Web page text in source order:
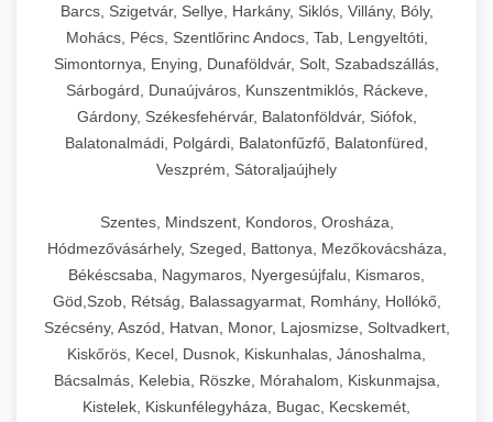
Barcs, Szigetvár, Sellye, Harkány, Siklós, Villány, Bóly,
Mohács, Pécs, Szentlőrinc Andocs, Tab, Lengyeltóti,
Simontornya, Enying, Dunaföldvár, Solt, Szabadszállás,
Sárbogárd, Dunaújváros, Kunszentmiklós, Ráckeve,
Gárdony, Székesfehérvár, Balatonföldvár, Siófok,
Balatonalmádi, Polgárdi, Balatonfűzfő, Balatonfüred,
Veszprém, Sátoraljaújhely
Szentes, Mindszent, Kondoros, Orosháza,
Hódmezővásárhely, Szeged, Battonya, Mezőkovácsháza,
Békéscsaba, Nagymaros, Nyergesújfalu, Kismaros,
Göd,Szob, Rétság, Balassagyarmat, Romhány, Hollókő,
Szécsény, Aszód, Hatvan, Monor, Lajosmizse, Soltvadkert,
Kiskőrös, Kecel, Dusnok, Kiskunhalas, Jánoshalma,
Bácsalmás, Kelebia, Röszke, Mórahalom, Kiskunmajsa,
Kistelek, Kiskunfélegyháza, Bugac, Kecskemét,